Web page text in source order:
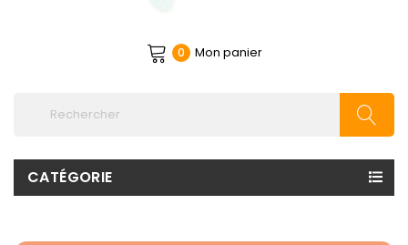
0 Mon panier
CATÉGORIE